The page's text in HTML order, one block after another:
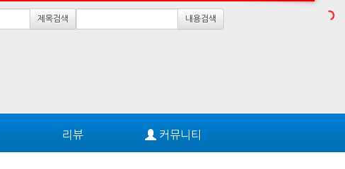
제목검색 내용검색
리뷰 커뮤니티